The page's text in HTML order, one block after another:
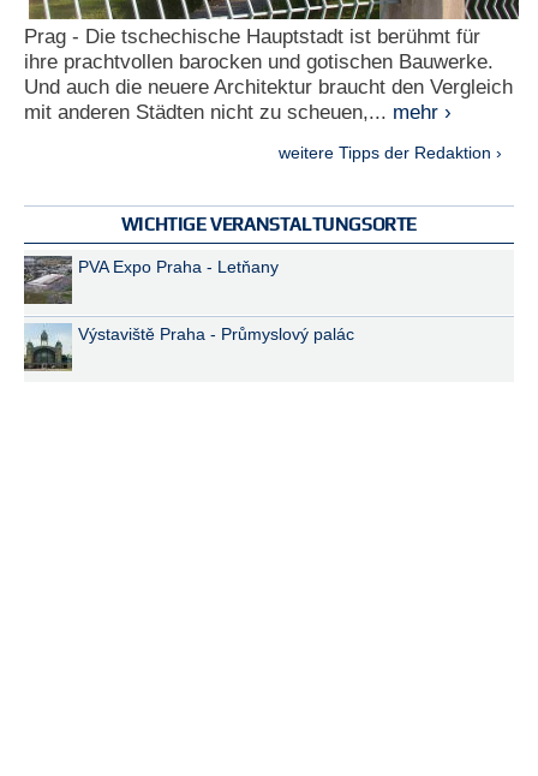
Prag - Die tschechische Hauptstadt ist berühmt für
ihre prachtvollen barocken und gotischen Bauwerke.
Und auch die neuere Architektur braucht den Vergleich
mit anderen Städten nicht zu scheuen,... mehr ›
weitere Tipps der Redaktion ›
WICHTIGE VERANSTALTUNGSORTE
PVA Expo Praha - Letňany
Výstaviště Praha - Průmyslový palác